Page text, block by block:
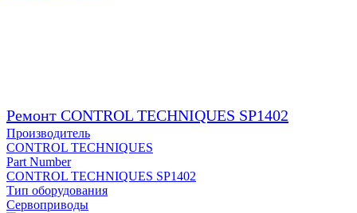
Ремонт CONTROL TECHNIQUES SP1402
Производитель
CONTROL TECHNIQUES
Part Number
CONTROL TECHNIQUES SP1402
Тип оборудования
Сервоприводы